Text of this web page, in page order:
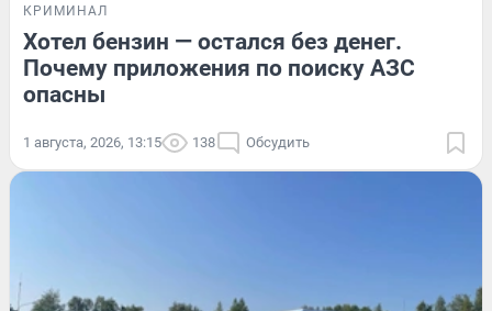
КРИМИНАЛ
Хотел бензин — остался без денег.
Почему приложения по поиску АЗС
опасны
1 августа, 2026, 13:15 138 Обсудить